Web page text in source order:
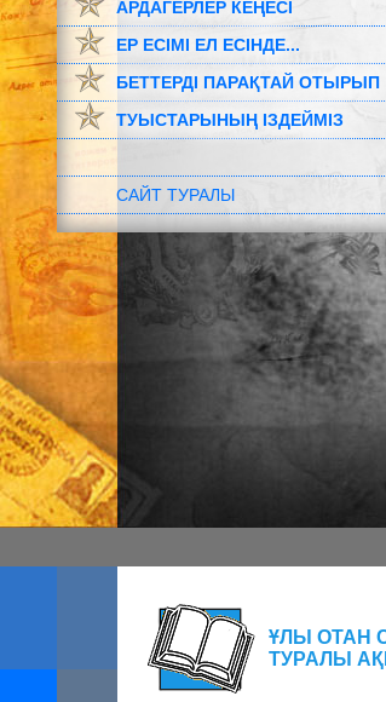
АРДАГЕРЛЕР КЕҢЕСІ
ЕР ЕСІМІ ЕЛ ЕСІНДЕ...
БЕТТЕРДІ ПАРАҚТАЙ ОТЫРЫП
ТУЫСТАРЫНЫҢ ІЗДЕЙМІЗ
САЙТ ТУРАЛЫ
ҰЛЫ ОТАН
ТУРАЛЫ